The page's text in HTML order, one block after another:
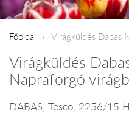
Főoldal Virágküldés Dabas
Virágküldés
Napraforgó
DABAS, Tesco, 2256/15